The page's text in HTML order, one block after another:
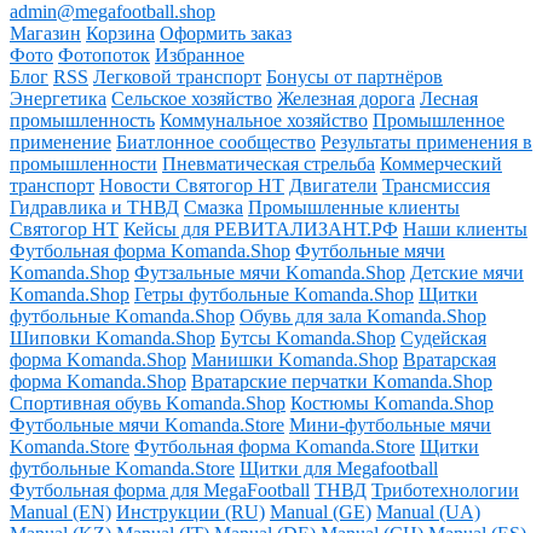
admin@megafootball.shop
Магазин Корзина Оформить заказ
Фото Фотопоток Избранное
Блог RSS Легковой транспорт Бонусы от партнёров
Энергетика Сельское хозяйство Железная дорога Лесная
промышленность Коммунальное хозяйство Промышленное
применение Биатлонное сообщество Результаты применения в
промышленности Пневматическая стрельба Коммерческий
транспорт Новости Святогор НТ Двигатели Трансмиссия
Гидравлика и ТНВД Смазка Промышленные клиенты
Святогор НТ Кейсы для РЕВИТАЛИЗАНТ.РФ Наши клиенты
Футбольная форма Komanda.Shop Футбольные мячи
Komanda.Shop Футзальные мячи Komanda.Shop Детские мячи
Komanda.Shop Гетры футбольные Komanda.Shop Щитки
футбольные Komanda.Shop Обувь для зала Komanda.Shop
Шиповки Komanda.Shop Бутсы Komanda.Shop Судейская
форма Komanda.Shop Манишки Komanda.Shop Вратарская
форма Komanda.Shop Вратарские перчатки Komanda.Shop
Спортивная обувь Komanda.Shop Костюмы Komanda.Shop
Футбольные мячи Komanda.Store Мини-футбольные мячи
Komanda.Store Футбольная форма Komanda.Store Щитки
футбольные Komanda.Store Щитки для Megafootball
Футбольная форма для MegaFootball ТНВД Триботехнологии
Manual (EN) Инструкции (RU) Manual (GE) Manual (UA)